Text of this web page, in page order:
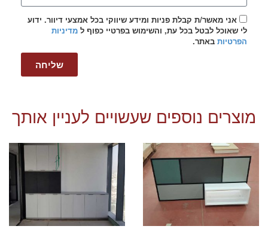
אני מאשר/ת קבלת פניות ומידע שיווקי בכל אמצעי דיוור. ידוע
לי שאוכל לבטל בכל עת, והשימוש בפרטיי כפוף ל מדיניות
הפרטיות באתר.
שליחה
מוצרים נוספים שעשויים לעניין אותך